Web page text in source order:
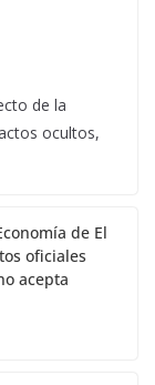
de la
ocultos,
de El
oficiales
acepta